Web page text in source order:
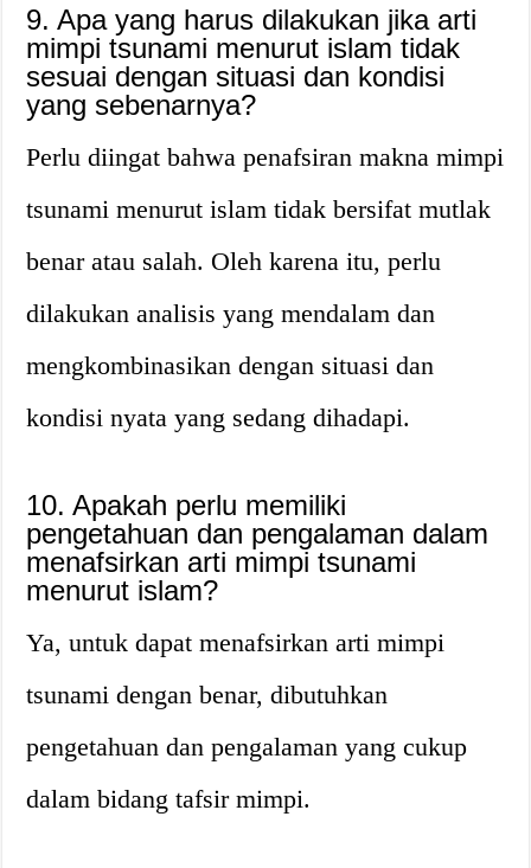
9. Apa yang harus dilakukan jika arti
mimpi tsunami menurut islam tidak
sesuai dengan situasi dan kondisi
yang sebenarnya?
Perlu diingat bahwa penafsiran makna mimpi
tsunami menurut islam tidak bersifat mutlak
benar atau salah. Oleh karena itu, perlu
dilakukan analisis yang mendalam dan
mengkombinasikan dengan situasi dan
kondisi nyata yang sedang dihadapi.
10. Apakah perlu memiliki
pengetahuan dan pengalaman dalam
menafsirkan arti mimpi tsunami
menurut islam?
Ya, untuk dapat menafsirkan arti mimpi
tsunami dengan benar, dibutuhkan
pengetahuan dan pengalaman yang cukup
dalam bidang tafsir mimpi.